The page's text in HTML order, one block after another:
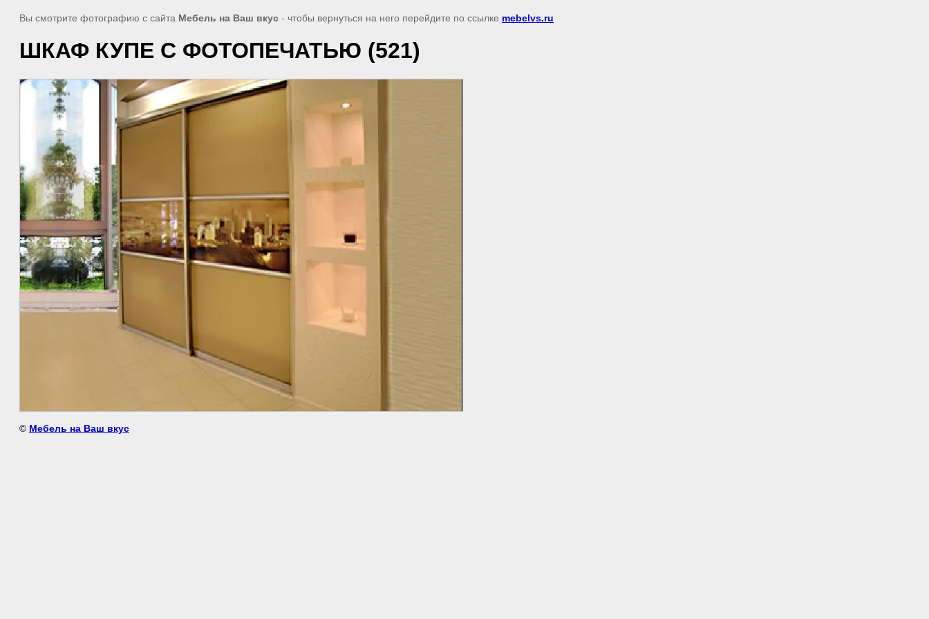
Вы смотрите фотографию с сайта Мебель на Ваш вкус - чтобы вернуться на него перейдите по ссылке mebelvs.ru
ШКАФ КУПЕ С ФОТОПЕЧАТЬЮ (521)
© Мебель на Ваш вкус